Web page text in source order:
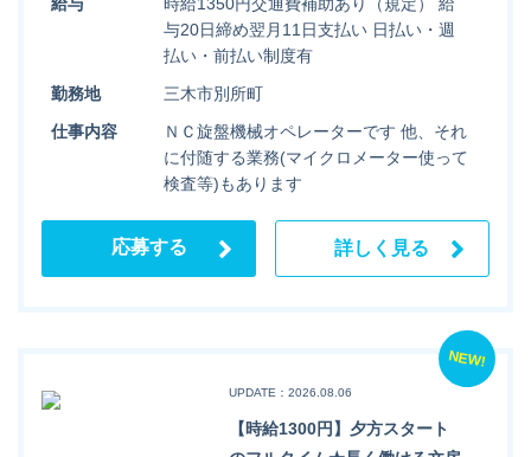
与20日締め翌月11日支払い 日払い・週
払い・前払い制度有
勤務地
三木市別所町
仕事内容
ＮＣ旋盤機械オペレーターです 他、それ
に付随する業務(マイクロメーター使って
検査等)もあります
応募する 詳しく見る
NEW!
UPDATE：2026.08.06
【時給1300円】夕方スタート